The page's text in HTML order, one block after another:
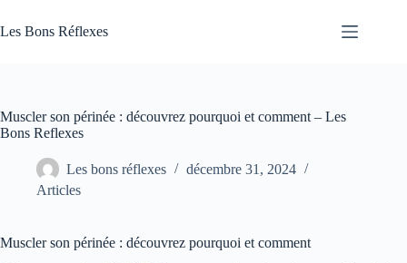
au
contenu
Les Bons Réflexes
Muscler son périnée : découvrez pourquoi et comment – Les
Bons Reflexes
Les bons réflexes
décembre 31, 2024
Articles
Muscler son périnée : découvrez pourquoi et comment